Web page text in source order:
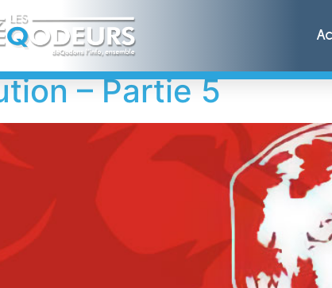
:Bob Kolasky
– Partie 5